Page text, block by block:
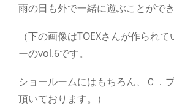
雨の日も外で一緒に遊ぶことがで
（下の画像はTOEXさんが作られ
ーのvol.6です。
ショールームにはもちろん、Ｃ．
頂いております。）